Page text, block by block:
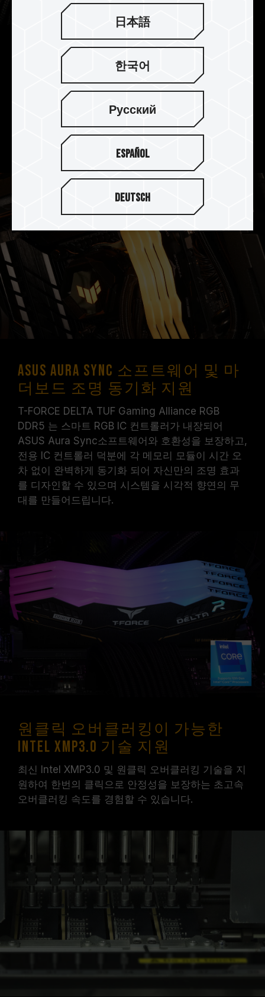
PMIC 저전력 설계로 전력 안정성,
DELTA TUF Gaming RGB DDR5메모리에 전기적
노이즈 간섭을 최소화하고 모든 구성 요소에 안정적
이고 효율적인 전력 분배를 보장하는 PMIC가 장착
되어 있습니다.
ASUS Aura Sync 소프트웨어 및 마
더보드 조명 동기화 지원
T-FORCE DELTA TUF Gaming Alliance RGB
DDR5 는 스마트 RGB IC 컨트롤러가 내장되어
ASUS Aura Sync소프트웨어와 호환성을 보장하고,
전용 IC 컨트롤러 덕분에 각 메모리 모듈이 시간 오
차 없이 완벽하게 동기화 되어 자신만의 조명 효과
를 디자인할 수 있으며 시스템을 시각적 향연의 무
대를 만들어드립니다.
원클릭 오버클러킹이 가능한
Intel XMP3.0 기술 지원
최신 Intel XMP3.0 및 원클릭 오버클러킹 기술을 지
원하여 한번의 클릭으로 안정성을 보장하는 초고속
오버클러킹 속도를 경험할 수 있습니다.
日本語
한국어
Русский
Español
Deutsch